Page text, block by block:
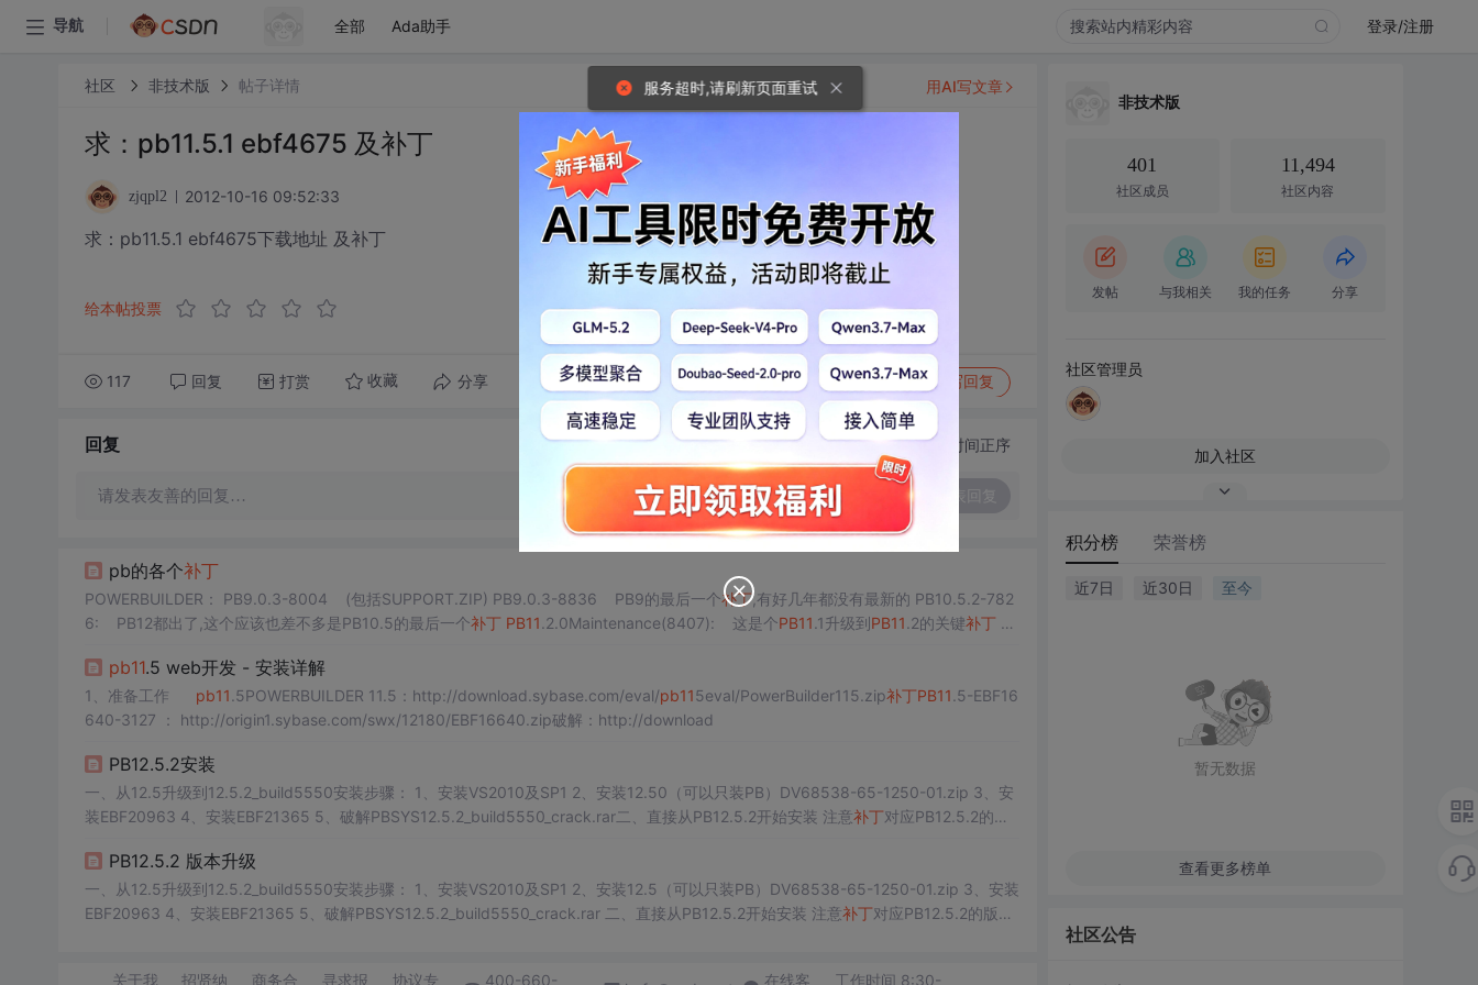
导航 全部 Ada助手 登录/注册
社区 非技术版 帖子详情
求：pb11.5.1 ebf4675 及补丁
zjqpl2 2012-10-16 09:52:33
求：pb11.5.1 ebf4675下载地址 及补丁
给本帖投票
117 回复 打赏 收藏 分享 转发到动态 举报 写回复
用AI写文章
回复 切换为时间正序
请发表友善的回复…
pb的各个补丁
POWERBUILDER： PB9.0.3-8004 (包括SUPPORT.ZIP) PB9.0.3-8836 PB9的最后一个补丁,有好几年都没有最新的 PB10.5.2-782
6: PB12都出了,这个应该也差不多是PB10.5的最后一个补丁 PB11 .2.0Maintenance(8407): 这是个PB11 .1升级到PB11 .2的关键补丁 P
pb11.5 web开发 - 安装详解
1、准备工作 pb11 .5POWERBUILDER 11.5：http://download.sybase.com/eval/pb115eval/PowerBuilder115.zip补丁PB11 .5-EBF16
640-3127 ： http://origin1.sybase.com/swx/12180/EBF16640.zip破解：http://download
PB12.5.2安装
一、从12.5升级到12.5.2_build5550安装步骤： 1、安装VS2010及SP1 2、安装12.50（可以只装PB）DV68538-65-1250-01.zip 3、安
装EBF20963 4、安装EBF21365 5、破解PBSYS12.5.2_build5550_crack.rar二、直接从PB12.5.2开始安装 注意补丁对应PB12.5.2的版
PB12.5.2 版本升级
一、从12.5升级到12.5.2_build5550安装步骤： 1、安装VS2010及SP1 2、安装12.5（可以只装PB）DV68538-65-1250-01.zip 3、安装
EBF20963 4、安装EBF21365 5、破解PBSYS12.5.2_build5550_crack.rar 二、直接从PB12.5.2开始安装 注意补丁对应PB12.5.2的版本
关于我 招贤纳 商务合 寻求报 协议专 400-660- 在线客 工作时间 8:30-
非技术版
401
社区成员
11,494
社区内容
发帖 与我相关 我的任务 分享
社区管理员
加入社区
积分榜 荣誉榜
近7日 近30日 至今
暂无数据
查看更多榜单
社区公告
服务超时,请刷新页面重试